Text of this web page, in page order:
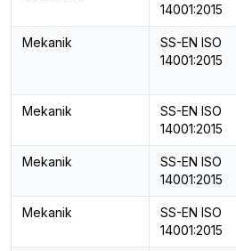
14001:2015
Mekanik
SS-EN ISO
14001:2015
Mekanik
SS-EN ISO
14001:2015
Mekanik
SS-EN ISO
14001:2015
Mekanik
SS-EN ISO
14001:2015